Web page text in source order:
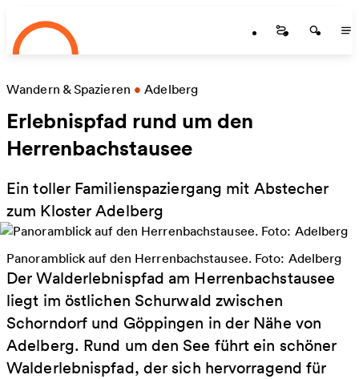
Zum Hauptinhalt springen
Startseite
Wandern & Spazieren • Adelberg
Erlebnispfad rund um den
Herrenbachstausee
Ein toller Familienspaziergang mit Abstecher
zum Kloster Adelberg
Panoramblick auf den Herrenbachstausee. Foto: Adelberg
Der Walderlebnispfad am Herrenbachstausee
liegt im östlichen Schurwald zwischen
Schorndorf und Göppingen in der Nähe von
Adelberg. Rund um den See führt ein schöner
Walderlebnispfad, der sich hervorragend für